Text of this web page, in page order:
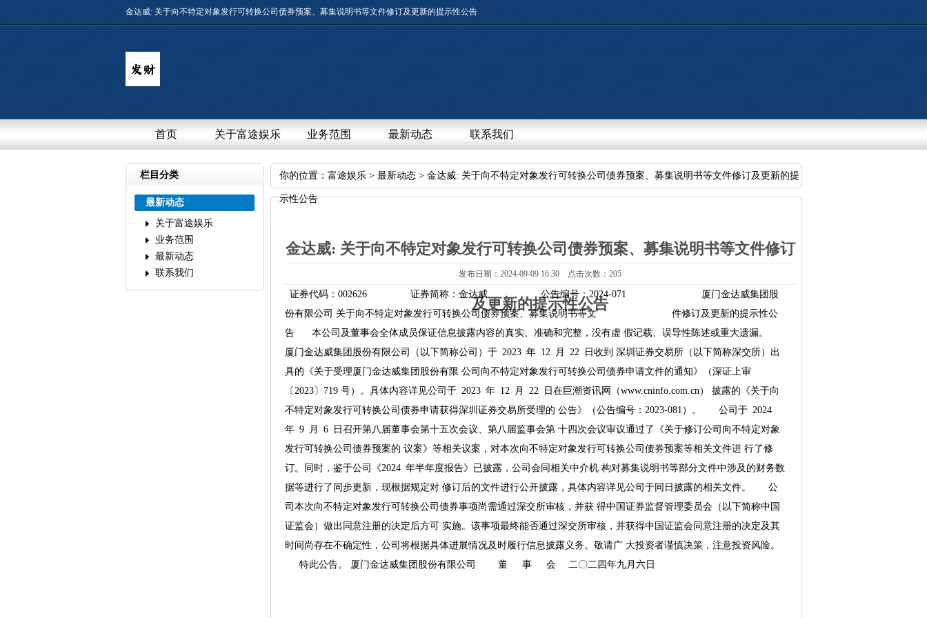
金达威:关于向不特定对象发行可转换公司债券预案、募集说明书等文件修订及更新的提示性公告
首页 关于富途娱乐 业务范围 最新动态 联系我们
栏目分类
最新动态
关于富途娱乐
业务范围
最新动态
联系我们
你的位置： 富途娱乐 > 最新动态 >金达威:关于向不特定对象发行可转换公司债券预案、募集说明书等文件修订及更新的提
示性公告
金达威:关于向不特定对象发行可转换公司债券预案、募集说明书等文件修订
及更新的提示性公告
发布日期：2024-09-0916:30点击次数：205
证券代码：002626证券简称：金达威公告编号：2024-071厦门金达威集团股
份有限公司关于向不特定对象发行可转换公司债券预案、募集说明书等文件修订及更新的提示性公
告本公司及董事会全体成员保证信息披露内容的真实、准确和完整，没有虚假记载、误导性陈述或重大遗漏。
厦门金达威集团股份有限公司（以下简称公司）于2023年12月22日收到深圳证券交易所（以下简称深交所）出
具的《关于受理厦门金达威集团股份有限公司向不特定对象发行可转换公司债券申请文件的通知》（深证上审
〔2023〕719号）。具体内容详见公司于2023年12月22日在巨潮资讯网（www.cninfo.com.cn）披露的《关于向
不特定对象发行可转换公司债券申请获得深圳证券交易所受理的公告》（公告编号：2023-081）。公司于2024
年9月6日召开第八届董事会第十五次会议、第八届监事会第十四次会议审议通过了《关于修订公司向不特定对象
发行可转换公司债券预案的议案》等相关议案，对本次向不特定对象发行可转换公司债券预案等相关文件进行了修
订。同时，鉴于公司《2024年半年度报告》已披露，公司会同相关中介机构对募集说明书等部分文件中涉及的财务数
据等进行了同步更新，现根据规定对修订后的文件进行公开披露，具体内容详见公司于同日披露的相关文件。公
司本次向不特定对象发行可转换公司债券事项尚需通过深交所审核，并获得中国证券监督管理委员会（以下简称中国
证监会）做出同意注册的决定后方可实施。该事项最终能否通过深交所审核，并获得中国证监会同意注册的决定及其
时间尚存在不确定性，公司将根据具体进展情况及时履行信息披露义务。敬请广大投资者谨慎决策，注意投资风险。
特此公告。厦门金达威集团股份有限公司董事会二〇二四年九月六日